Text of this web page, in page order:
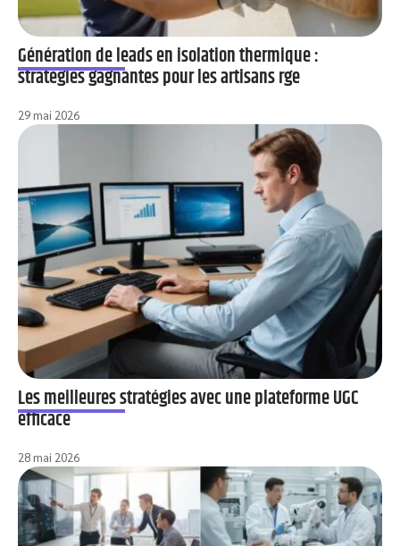
Génération de leads en isolation thermique :
stratégies gagnantes pour les artisans rge
29 mai 2026
Les meilleures stratégies avec une plateforme UGC
efficace
28 mai 2026